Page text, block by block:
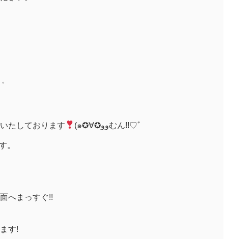
たしております (๑✪∀✪ووむん!!♡ﾞ
。
へまっすぐ!!
す!